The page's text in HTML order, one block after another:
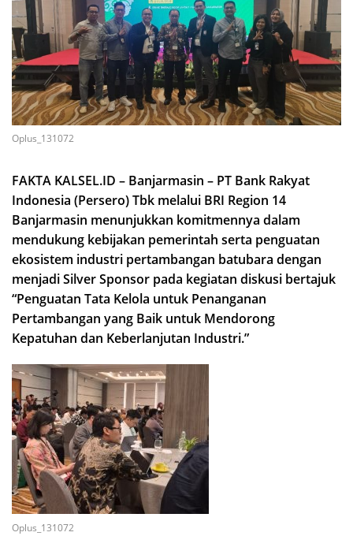
Oplus_131072
FAKTA KALSEL.ID – Banjarmasin – PT Bank Rakyat
Indonesia (Persero) Tbk melalui BRI Region 14
Banjarmasin menunjukkan komitmennya dalam
mendukung kebijakan pemerintah serta penguatan
ekosistem industri pertambangan batubara dengan
menjadi Silver Sponsor pada kegiatan diskusi bertajuk
“Penguatan Tata Kelola untuk Penanganan
Pertambangan yang Baik untuk Mendorong
Kepatuhan dan Keberlanjutan Industri.”
Oplus_131072